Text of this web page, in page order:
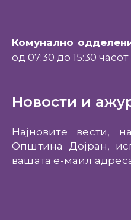
Комунално
од 07:30 до 15:30 часот
Новости и
Најновите вести,
Општина Дојран,
вашата е-маил